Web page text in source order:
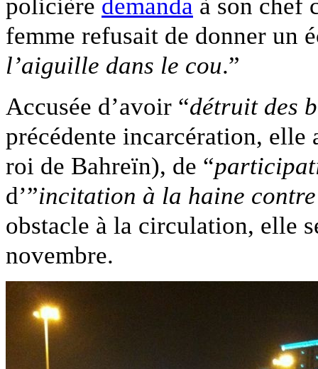
policière demanda à son chef
femme refusait de donner un
l’aiguille dans le cou.”
Accusée d’avoir “détruit des
précédente incarcération,
roi de Bahreïn), de “
d’”incitation à la haine
obstacle à la circulation, elle
novembre.